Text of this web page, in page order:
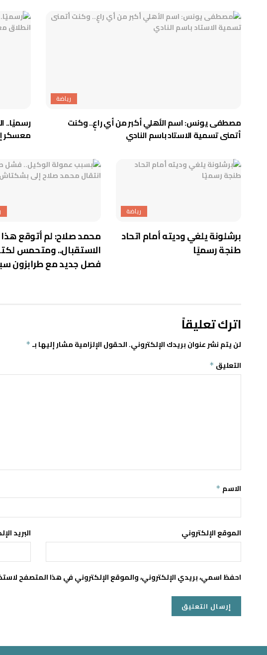
رياضة
مصطفى يونس: اسم الأهلي أكبر من أي راعٍ.. وكنت
أتمنى تسمية الاستاد باسم النادي
رسميًا..
معسكر
رياضة
برشلونة يلغي وديته أمام اتحاد
طنجة رسميًا
محمد صلاح: لم أتوقع هذا
الاستقبال.. ومتحمس
فصل جديد مع طرابزون
اترك تعليقاً
لن يتم نشر عنوان بريدك الإلكتروني.الحقول الإلزامية مشار إليها بـ *
التعليق *
الاسم *
البريد الموقع الإلكتروني
احفظ اسمي، بريدي الإلكتروني، والموقع الإلكتروني في هذا المتصفح